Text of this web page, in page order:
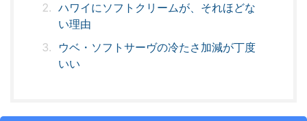
ハワイにソフトクリームが、それほどな
い理由
ウベ・ソフトサーヴの冷たさ加減が丁度
いい